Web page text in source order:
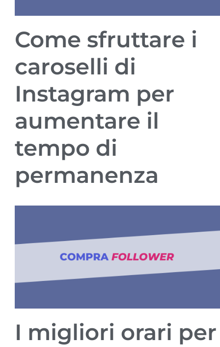
Come sfruttare i
caroselli di
Instagram per
aumentare il
tempo di
permanenza
I migliori orari per